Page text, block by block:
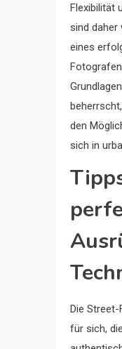
Flexibilität
sind daher
eines
den
sich in
Die
für sich,